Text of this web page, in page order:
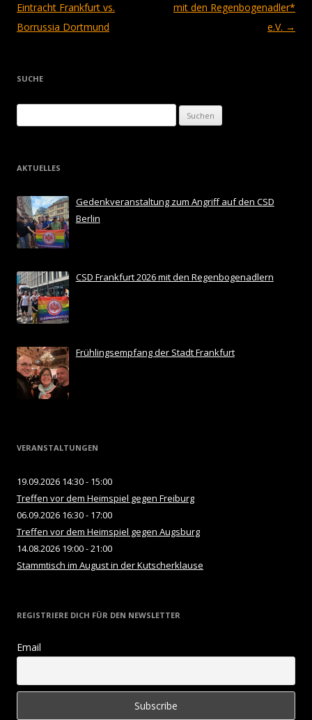
Eintracht Frankfurt vs.
Borrussia Dortmund
mit den Regenbogenadler*
e.V. →
SUCHE
nach:
AKTUELLES
Gedenkveranstaltung zum Angriff auf den CSD
Berlin
CSD Frankfurt 2026 mit den Regenbogenadlern
Frühlingsempfang der Stadt Frankfurt
VERANSTALTUNGEN
19.09.2026 14:30 - 15:00
Treffen vor dem Heimspiel gegen Freiburg
06.09.2026 16:30 - 17:00
Treffen vor dem Heimspiel gegen Augsburg
14.08.2026 19:00 - 21:00
Stammtisch im August in der Kutscherklause
REGISTRIERE DICH FÜR DEN NEWSLETTER
Email